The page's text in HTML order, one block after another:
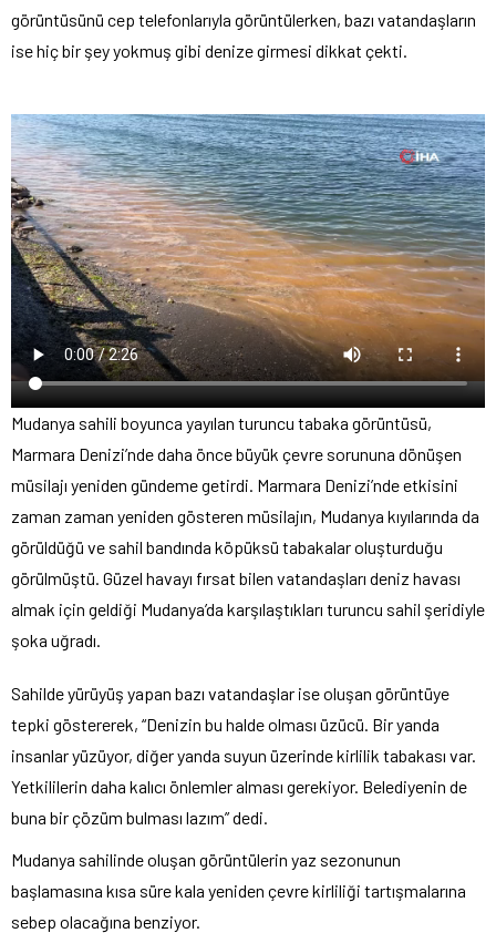
görüntüsünü cep telefonlarıyla görüntülerken, bazı vatandaşların
ise hiç bir şey yokmuş gibi denize girmesi dikkat çekti.
Mudanya sahili boyunca yayılan turuncu tabaka görüntüsü,
Marmara Denizi’nde daha önce büyük çevre sorununa dönüşen
müsilajı yeniden gündeme getirdi. Marmara Denizi’nde etkisini
zaman zaman yeniden gösteren müsilajın, Mudanya kıyılarında da
görüldüğü ve sahil bandında köpüksü tabakalar oluşturduğu
görülmüştü. Güzel havayı fırsat bilen vatandaşları deniz havası
almak için geldiği Mudanya’da karşılaştıkları turuncu sahil şeridiyle
şoka uğradı.
Sahilde yürüyüş yapan bazı vatandaşlar ise oluşan görüntüye
tepki göstererek, “Denizin bu halde olması üzücü. Bir yanda
insanlar yüzüyor, diğer yanda suyun üzerinde kirlilik tabakası var.
Yetkililerin daha kalıcı önlemler alması gerekiyor. Belediyenin de
buna bir çözüm bulması lazım” dedi.
Mudanya sahilinde oluşan görüntülerin yaz sezonunun
başlamasına kısa süre kala yeniden çevre kirliliği tartışmalarına
sebep olacağına benziyor.